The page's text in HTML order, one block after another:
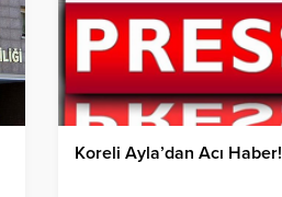
Koreli Ayla’dan Acı Haber!